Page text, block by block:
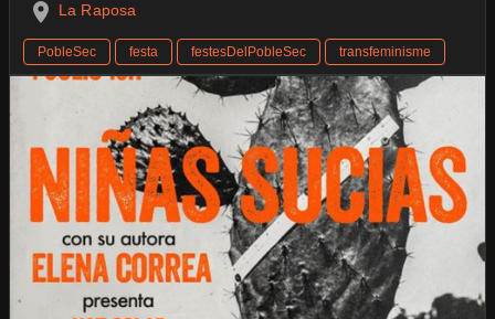
La Raposa
PobleSec festa festesDelPobleSec transfeminisme